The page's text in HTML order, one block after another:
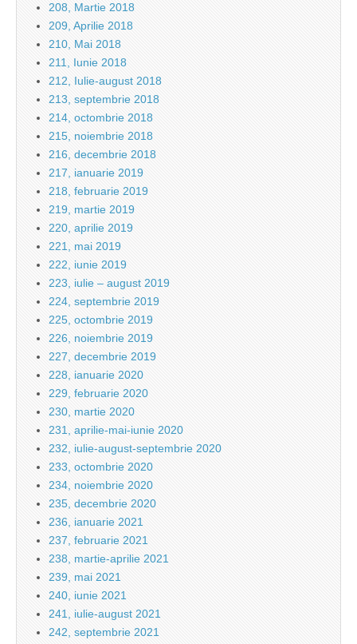
208, Martie 2018
209, Aprilie 2018
210, Mai 2018
211, Iunie 2018
212, Iulie-august 2018
213, septembrie 2018
214, octombrie 2018
215, noiembrie 2018
216, decembrie 2018
217, ianuarie 2019
218, februarie 2019
219, martie 2019
220, aprilie 2019
221, mai 2019
222, iunie 2019
223, iulie – august 2019
224, septembrie 2019
225, octombrie 2019
226, noiembrie 2019
227, decembrie 2019
228, ianuarie 2020
229, februarie 2020
230, martie 2020
231, aprilie-mai-iunie 2020
232, iulie-august-septembrie 2020
233, octombrie 2020
234, noiembrie 2020
235, decembrie 2020
236, ianuarie 2021
237, februarie 2021
238, martie-aprilie 2021
239, mai 2021
240, iunie 2021
241, iulie-august 2021
242, septembrie 2021